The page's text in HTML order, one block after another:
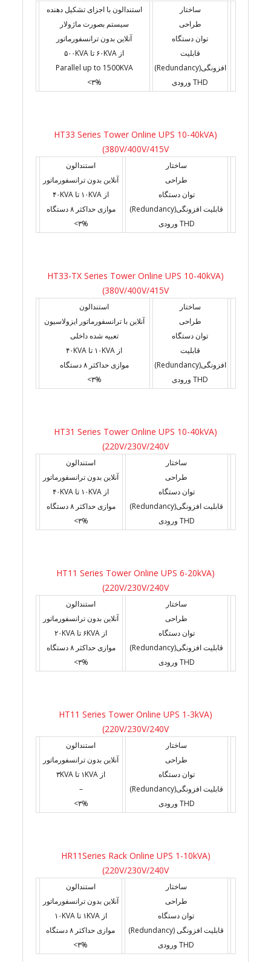
ساختار
طراحی
توان دستگاه
قابلیت
افزونگی(Redundancy)
THD ورودی
استندالون با اجزای تشکیل دهنده
سیستم بصورت ماژولار
آنلاین بدون ترانسفورماتور
از ۶۰KVA تا ۵۰۰KVA
Parallel up to 1500KVA
۳%>
(HT33 Series Tower Online UPS 10-40kVA
(380V/400V/415V
ساختار
طراحی
توان دستگاه
قابلیت افزونگی(Redundancy)
THD ورودی
استندالون
آنلاین بدون ترانسفورماتور
از ۱۰KVA تا ۴۰KVA
موازی حداکثر ۸ دستگاه
۳%>
(HT33-TX Series Tower Online UPS 10-40kVA
(380V/400V/415V
ساختار
طراحی
توان دستگاه
قابلیت
افزونگی(Redundancy)
THD ورودی
استندالون
آنلاین با ترانسفورماتور ایزولاسیون
تعبیه شده داخلی
از ۱۰KVA تا ۴۰KVA
موازی حداکثر ۸ دستگاه
۳%>
(HT31 Series Tower Online UPS 10-40kVA
(220V/230V/240V
ساختار
طراحی
توان دستگاه
قابلیت افزونگی(Redundancy)
THD ورودی
استندالون
آنلاین بدون ترانسفورماتور
از ۱۰KVA تا ۴۰KVA
موازی حداکثر ۸ دستگاه
۳%>
(HT11 Series Tower Online UPS 6-20kVA
(220V/230V/240V
ساختار
طراحی
توان دستگاه
قابلیت افزونگی(Redundancy)
THD ورودی
استندالون
آنلاین بدون ترانسفورماتور
از ۶KVA تا ۲۰KVA
موازی حداکثر ۸ دستگاه
۳%>
(HT11 Series Tower Online UPS 1-3kVA
(220V/230V/240V
ساختار
طراحی
توان دستگاه
قابلیت افزونگی(Redundancy)
THD ورودی
استندالون
آنلاین بدون ترانسفورماتور
از ۱KVA تا ۳KVA
–
۳%>
(HR11Series Rack Online UPS 1-10kVA
(220V/230V/240V
ساختار
طراحی
توان دستگاه
قابلیت افزونگی (Redundancy)
THD ورودی
استندالون
آنلاین بدون ترانسفورماتور
از ۱KVA تا ۱۰KVA
موازی حداکثر ۸ دستگاه
۳%>